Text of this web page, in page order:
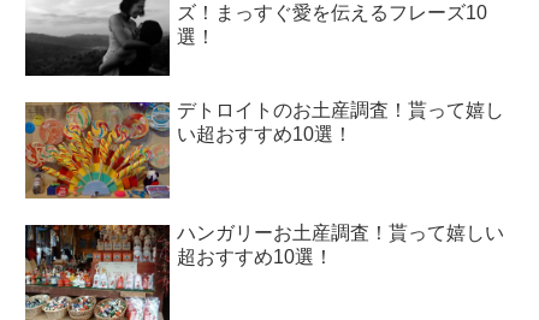
ズ！まっすぐ愛を伝えるフレーズ10
選！
デトロイトのお土産調査！貰って嬉し
い超おすすめ10選！
ハンガリーお土産調査！貰って嬉しい
超おすすめ10選！